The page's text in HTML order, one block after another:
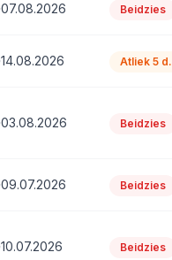
07.08.2026 Beidzies
14.08.2026 Atliek 5 d.
03.08.2026 Beidzies
09.07.2026 Beidzies
10.07.2026 Beidzies